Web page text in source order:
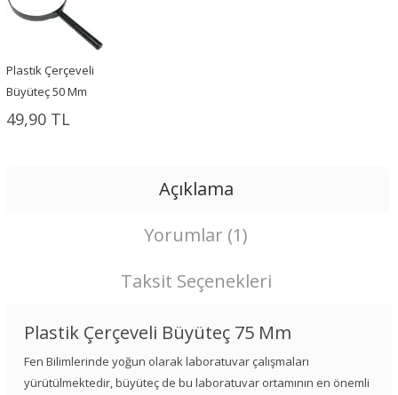
Plastik Çerçeveli
Büyüteç 50 Mm
49,90 TL
Açıklama
Yorumlar (1)
Taksit Seçenekleri
Plastik Çerçeveli Büyüteç 75 Mm
Fen Bilimlerinde yoğun olarak laboratuvar çalışmaları
yürütülmektedir, büyüteç de bu laboratuvar ortamının en önemli